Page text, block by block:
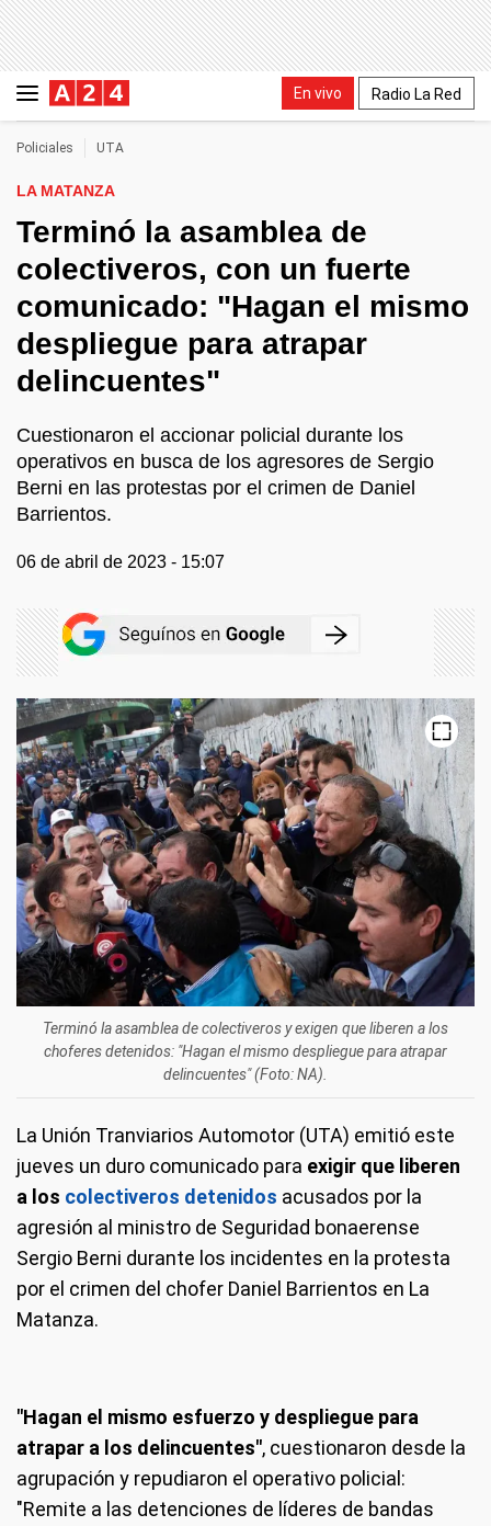
En vivo Radio La Red
Policiales UTA
LA MATANZA
Terminó la asamblea de
colectiveros, con un fuerte
comunicado: "Hagan el mismo
despliegue para atrapar
delincuentes"
Cuestionaron el accionar policial durante los
operativos en busca de los agresores de Sergio
Berni en las protestas por el crimen de Daniel
Barrientos.
06 de abril de 2023 - 15:07
Terminó la asamblea de colectiveros y exigen que liberen a los
choferes detenidos: "Hagan el mismo despliegue para atrapar
delincuentes" (Foto: NA).
La Unión Tranviarios Automotor (UTA) emitió este
jueves un duro comunicado para exigir que liberen
a los colectiveros detenidos acusados por la
agresión al ministro de Seguridad bonaerense
Sergio Berni durante los incidentes en la protesta
por el crimen del chofer Daniel Barrientos en La
Matanza.
"Hagan el mismo esfuerzo y despliegue para
atrapar a los delincuentes", cuestionaron desde la
agrupación y repudiaron el operativo policial:
"Remite a las detenciones de líderes de bandas